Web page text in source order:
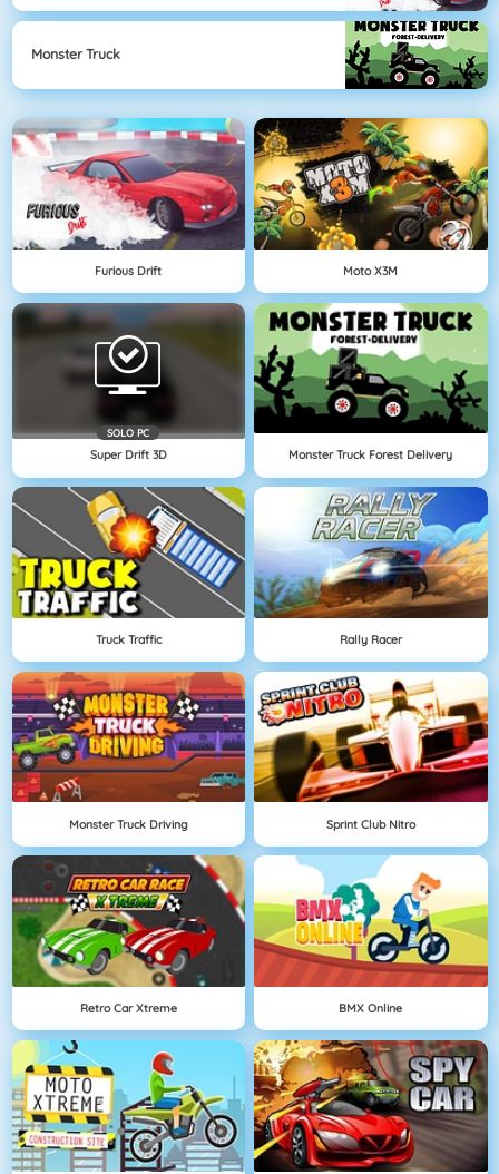
Monster Truck
Furious Drift Moto X3M
SOLO PC
Super Drift 3D Monster Truck Forest Delivery
Truck Traffic Rally Racer
Monster Truck Driving Sprint Club Nitro
Retro Car Xtreme BMX Online